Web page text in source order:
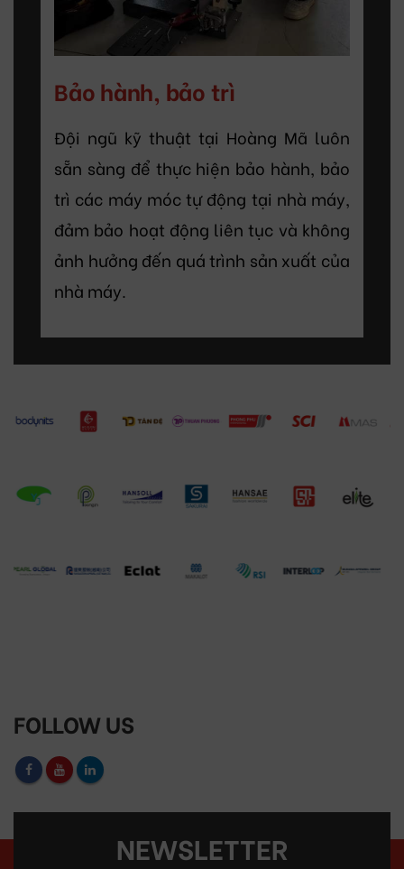
Bảo hành, bảo trì
Đội ngũ kỹ thuật tại Hoàng Mã luôn
sẵn sàng để thực hiện bảo hành, bảo
trì các máy móc tự động tại nhà máy,
đảm bảo hoạt động liên tục và không
ảnh hưởng đến quá trình sản xuất của
nhà máy.
FOLLOW US
NEWSLETTER